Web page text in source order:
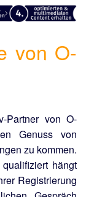
von O-
Partner von O-
Genuss von
zu kommen.
hängt
Registrierung